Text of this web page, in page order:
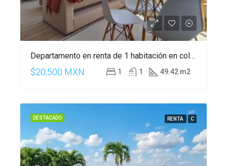
Departamento en renta de 1 habitación en colonia Zazil-Ha.
$20,500 MXN 1 1 49.42 m2
DESTACADO RENTA C